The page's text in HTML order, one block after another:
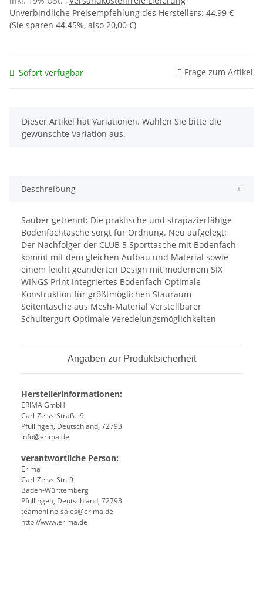
Unverbindliche Preisempfehlung des Herstellers: 44,99 €
(Sie sparen 44.45%, also 20,00 €)
Sofort verfügbar Frage zum Artikel
x
Dieser Artikel hat Variationen. Wählen Sie bitte die
gewünschte Variation aus.
Beschreibung
Sauber getrennt: Die praktische und strapazierfähige
Bodenfachtasche sorgt für Ordnung. Neu aufgelegt:
Der Nachfolger der CLUB 5 Sporttasche mit Bodenfach
kommt mit dem gleichen Aufbau und Material sowie
einem leicht geänderten Design mit modernem SIX
WINGS Print Integriertes Bodenfach Optimale
Konstruktion für größtmöglichen Stauraum
Seitentasche aus Mesh-Material Verstellbarer
Schultergurt Optimale Veredelungsmöglichkeiten
Angaben zur Produktsicherheit
Herstellerinformationen:
ERIMA GmbH
Carl-Zeiss-Straße 9
Pfullingen, Deutschland, 72793
info@erima.de
verantwortliche Person:
Erima
Carl-Zeiss-Str. 9
Baden-Württemberg
Pfullingen, Deutschland, 72793
teamonline-sales@erima.de
http://www.erima.de